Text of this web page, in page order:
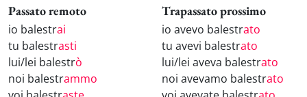
Passato remoto
io balestrai
tu balestrasti
lui/lei balestrò
noi balestrammo
Trapassato prossimo
io avevo balestrato
tu avevi balestrato
lui/lei aveva balestrato
noi avevamo balestrato